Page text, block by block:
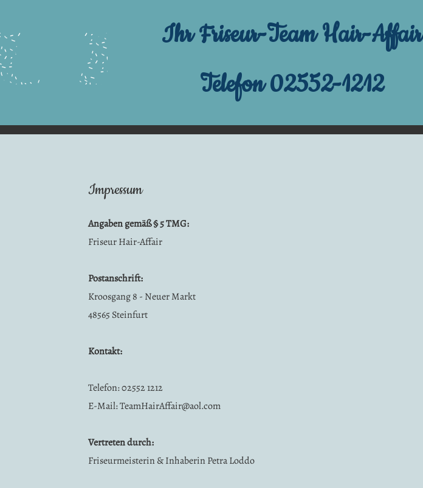
Ihr Friseur-Team Hair-Affair
Telefon 02552-1212
Impressum
Angaben gemäß § 5 TMG:
Friseur Hair-Affair
Postanschrift:
Kroosgang 8 - Neuer Markt
48565 Steinfurt
Kontakt:
Telefon: 02552 1212
E-Mail:TeamHairAffair@aol.com
Vertreten durch:
Friseurmeisterin & Inhaberin Petra Loddo